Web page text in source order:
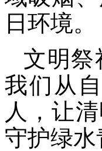
日环境。
文明祭
我们从
人，让
守护绿